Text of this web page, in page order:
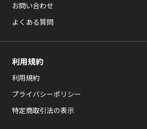
お問い合わせ
よくある質問
利用規約
利用規約
プライバシーポリシー
特定商取引法の表示